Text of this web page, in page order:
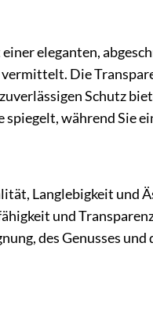
eleganten,
Die
Schutz
während Sie
Langlebigkeit und
und
des Genusses